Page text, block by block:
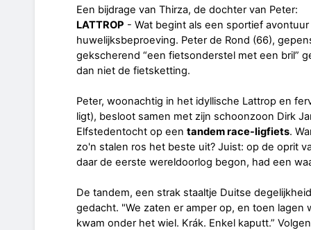
Een bijdrage van Thirza, de dochter van Peter:
LATTROP - Wat begint als een sportief
huwelijksbeproeving. Peter de Rond (66),
gekscherend “een fietsonderstel met een bril”
dan niet de fietsketting.
Peter, woonachtig in het idyllische Lattrop en
ligt), besloot samen met zijn schoonzoon Dirk
Elfstedentocht op een tandem race-ligfiets.
zo'n stalen ros het beste uit? Juist: op de oprit
daar de eerste wereldoorlog begon, had een
De tandem, een strak staaltje Duitse
gedacht. "We zaten er amper op, en toen lagen
kwam onder het wiel. Krák. Enkel kaputt.”